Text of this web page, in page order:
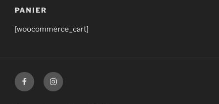
PANIER
[woocommerce_cart]
FacebookInstagram